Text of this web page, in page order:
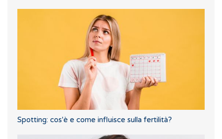
Spotting: cos'è e come influisce sulla fertilità?